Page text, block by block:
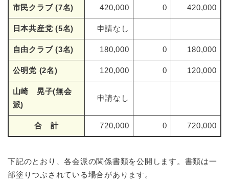
市民クラブ (7名) 420,000 0 420,000
日本共産党 (5名) 申請なし
自由クラブ (3名) 180,000 0 180,000
公明党 (2名) 120,000 0 120,000
山崎 晃子(無会
派)
申請なし
合 計 720,000 0 720,000
下記のとおり、各会派の関係書類を公開します。書類は一
部塗りつぶされている場合があります。